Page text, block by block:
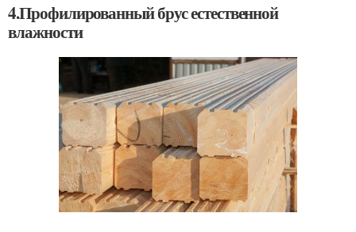
4.Профилированный брус естественной
влажности